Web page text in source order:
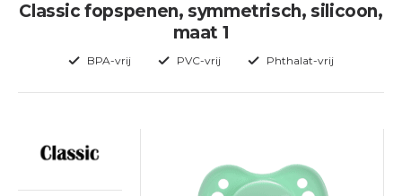
Classic fopspenen, symmetrisch, silicoon,
maat 1
BPA-vrij PVC-vrij Phthalat-vrij